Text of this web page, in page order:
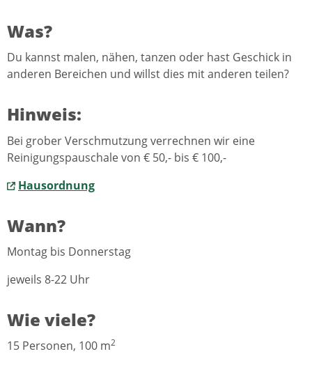
Was?
Du kannst malen, nähen, tanzen oder hast Geschick in
anderen Bereichen und willst dies mit anderen teilen?
Hinweis:
Bei grober Verschmutzung verrechnen wir eine
Reinigungspauschale von € 50,- bis € 100,-
Hausordnung
Wann?
Montag bis Donnerstag
jeweils 8-22 Uhr
Wie viele?
15 Personen, 100 m2